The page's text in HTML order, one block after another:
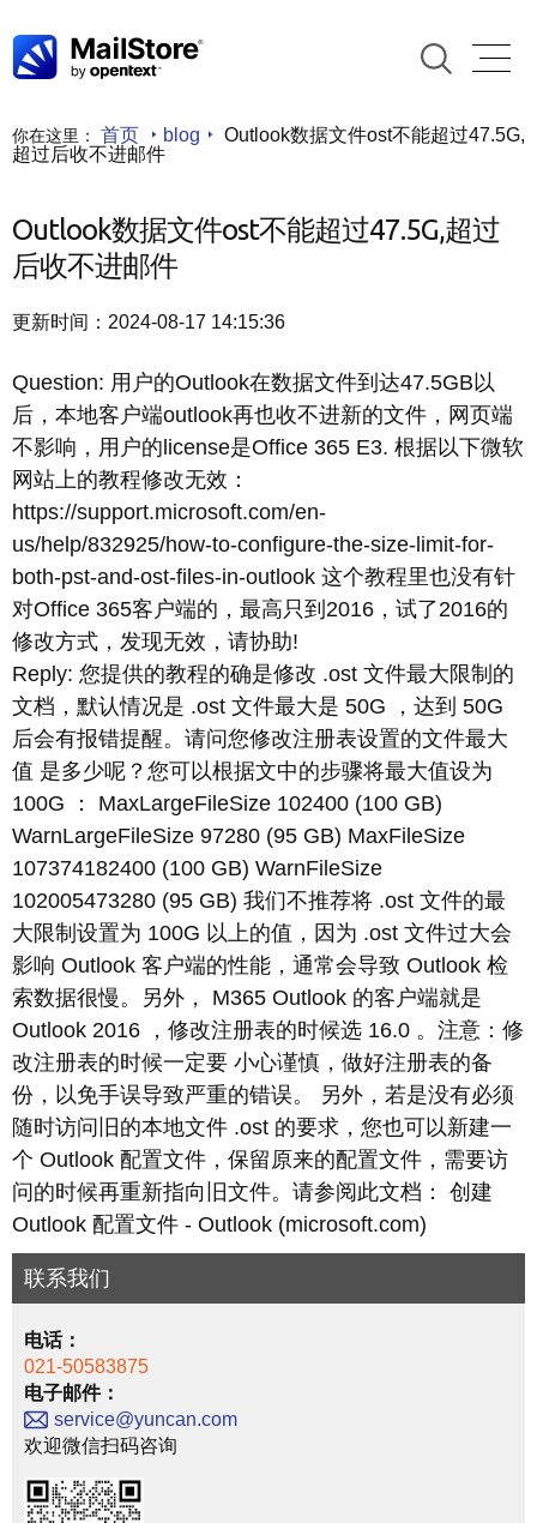
你在这里： 首页 blog
Outlook数据文件ost不能超过47.5G,
超过后收不进邮件
Outlook数据文件ost不能超过47.5G,超过
后收不进邮件
更新时间：2024-08-17 14:15:36
Question: 用户的Outlook在数据文件到达47.5GB以
后，本地客户端outlook再也收不进新的文件，网页端
不影响，用户的license是Office 365 E3. 根据以下微软
网站上的教程修改无效：
https://support.microsoft.com/en-
us/help/832925/how-to-configure-the-size-limit-for-
both-pst-and-ost-files-in-outlook 这个教程里也没有针
对Office 365客户端的，最高只到2016，试了2016的
修改方式，发现无效，请协助!
Reply: 您提供的教程的确是修改 .ost 文件最大限制的
文档，默认情况是 .ost 文件最大是 50G ，达到 50G
后会有报错提醒。请问您修改注册表设置的文件最大
值 是多少呢？您可以根据文中的步骤将最大值设为
100G ： MaxLargeFileSize 102400 (100 GB)
WarnLargeFileSize 97280 (95 GB) MaxFileSize
107374182400 (100 GB) WarnFileSize
102005473280 (95 GB) 我们不推荐将 .ost 文件的最
大限制设置为 100G 以上的值，因为 .ost 文件过大会
影响 Outlook 客户端的性能，通常会导致 Outlook 检
索数据很慢。另外， M365 Outlook 的客户端就是
Outlook 2016 ，修改注册表的时候选 16.0 。注意：修
改注册表的时候一定要 小心谨慎，做好注册表的备
份，以免手误导致严重的错误。 另外，若是没有必须
随时访问旧的本地文件 .ost 的要求，您也可以新建一
个 Outlook 配置文件，保留原来的配置文件，需要访
问的时候再重新指向旧文件。请参阅此文档： 创建
Outlook 配置文件 - Outlook (microsoft.com)
联系我们
电话：
021-50583875
电子邮件：
service@yuncan.com
欢迎微信扫码咨询